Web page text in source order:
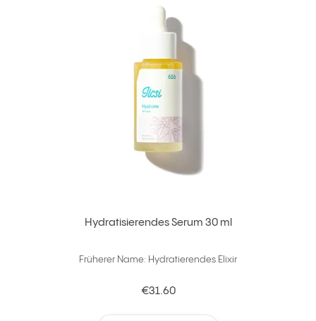
Hydratisierendes Serum 30 ml
Früherer Name: Hydratierendes Elixir
€31.60